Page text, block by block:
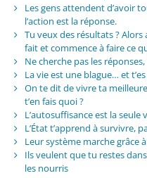
Les gens attendent d’avoir
l’action est la réponse.
Tu veux des résultats ?
fait et commence à faire ce
Ne cherche pas les
La vie est une blague… et
On te dit de vivre ta
t’en fais quoi ?
L’autosuffisance est la seule
L’État t’apprend à survivre,
Leur système marche grâce
Ils veulent que tu restes
les nourris